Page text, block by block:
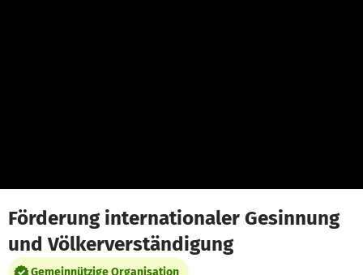
Förderung internationaler Gesinnung
und Völkerverständigung
Gemeinnützige Organisation